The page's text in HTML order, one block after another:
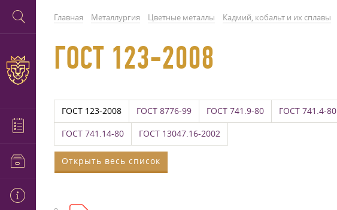
Главная Металлургия Цветные металлы Кадмий, кобальт и их сплавы
ГОСТ 123-2008
ГОСТ 123-2008 ГОСТ 8776-99 ГОСТ 741.9-80 ГОСТ 741.4-80
ГОСТ 741.14-80 ГОСТ 13047.16-2002
Открыть весь список